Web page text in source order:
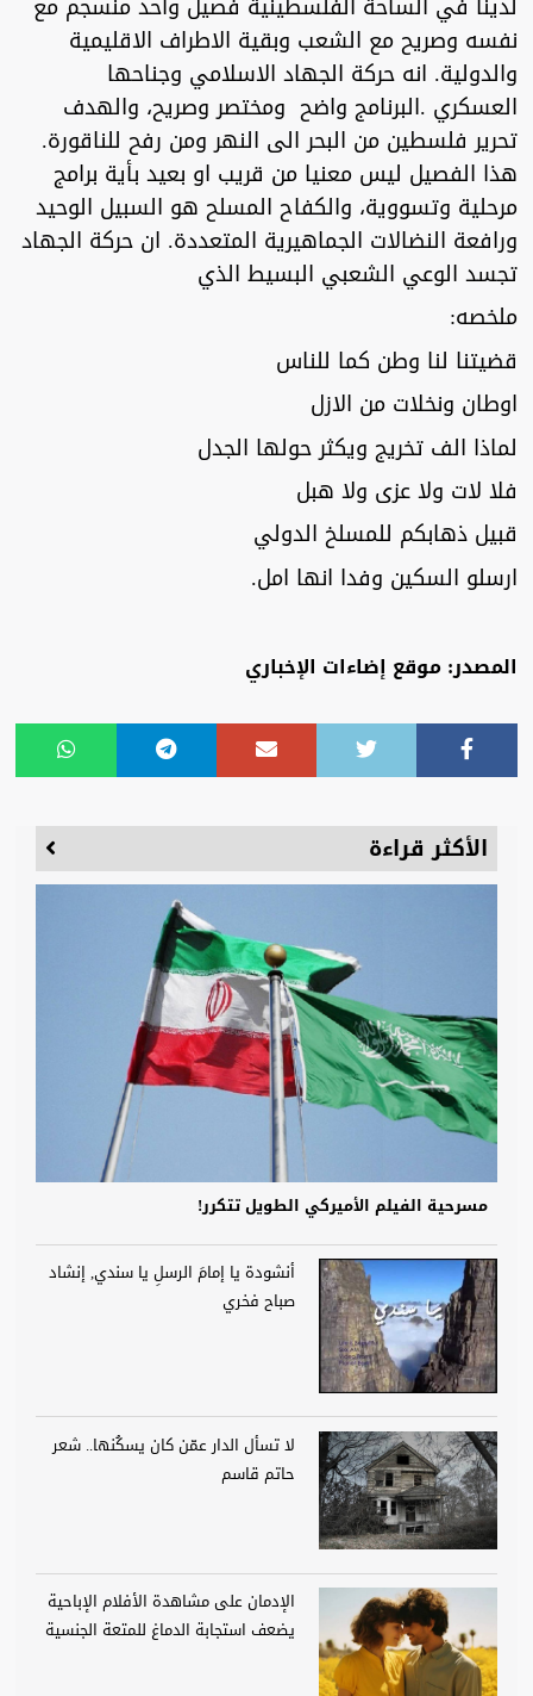
نفسه وصريح مع الشعب وبقية الاطراف الاقليمية
والدولية. انه حركة الجهاد الاسلامي وجناحها
العسكري .البرنامج واضح ومختصر وصريح، والهدف
تحرير فلسطين من البحر الى النهر ومن رفح للناقورة.
هذا الفصيل ليس معنيا من قريب او بعيد بأية برامج
مرحلية وتسووية، والكفاح المسلح هو السبيل الوحيد
ورافعة النضالات الجماهيرية المتعددة. ان حركة الجهاد
تجسد الوعي الشعبي البسيط الذي
ملخصه:
قضيتنا لنا وطن كما للناس
اوطان ونخلات من الازل
لماذا الف تخريج ويكثر حولها الجدل
فلا لات ولا عزى ولا هبل
قبيل ذهابكم للمسلخ الدولي
ارسلو السكين وفدا انها امل.
المصدر: موقع إضاءات الإخباري
الأكثر قراءة
مسرحية الفيلم الأميركي الطويل تتكرر!
أنشودة يا إمامَ الرسلِ يا سندي, إنشاد
صباح فخري
لا تسأل الدار عمّن كان يسكُنها.. شعر
حاتم قاسم
الإدمان على مشاهدة الأفلام الإباحية
يضعف استجابة الدماغ للمتعة الجنسية